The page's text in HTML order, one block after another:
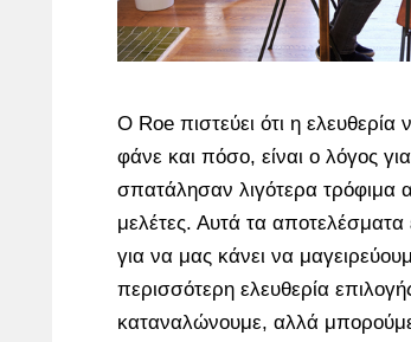
Ο Roe πιστεύει ότι η
φάνε και πόσο, είναι ο λόγος
σπατάλησαν λιγότερα τρόφιμα
μελέτες. Αυτά τα αποτελέσματα
για να μας κάνει να
περισσότερη ελευθερία
καταναλώνουμε, αλλά